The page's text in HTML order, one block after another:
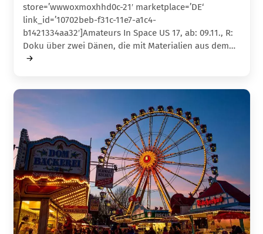
store=’wwwoxmoxhhd0c-21′ marketplace=’DE‘
link_id=’10702beb-f31c-11e7-a1c4-
b1421334aa32′]Amateurs In Space US 17, ab: 09.11., R:
Doku über zwei Dänen, die mit Materialien aus dem…